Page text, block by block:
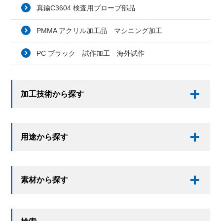
真鍮C3604 検査用プローブ部品
PMMA アクリル加工品 マシニング加工
PC ブラック 試作加工 海外試作
加工技術から探す
用途から探す
素材から探す